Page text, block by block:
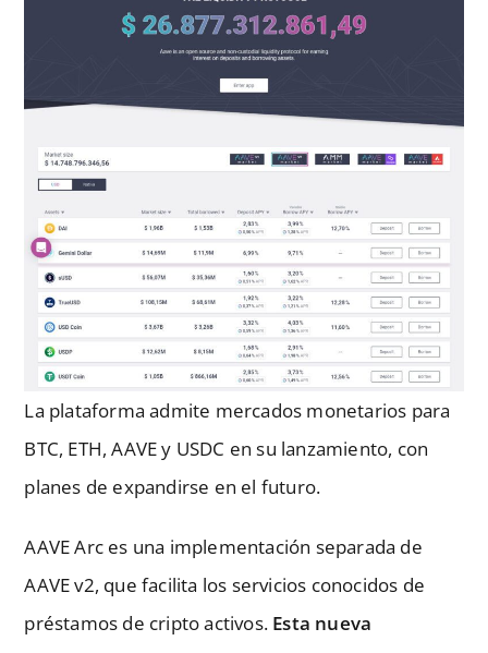
La plataforma admite mercados monetarios para
BTC, ETH, AAVE y USDC en su lanzamiento, con
planes de expandirse en el futuro.
AAVE Arc es una implementación separada de
AAVE v2, que facilita los servicios conocidos de
préstamos de cripto activos. Esta nueva